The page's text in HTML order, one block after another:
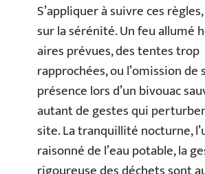
S’appliquer à suivre ces
sur la sérénité. Un feu allumé
aires prévues, des tentes trop
rapprochées, ou l’omission de
présence lors d’un bivouac
autant de gestes qui
site. La tranquillité nocturne,
raisonné de l’eau potable, la